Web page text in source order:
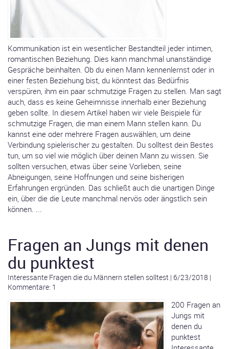
Kommunikation ist ein wesentlicher Bestandteil jeder intimen,
romantischen Beziehung. Dies kann manchmal unanständige
Gespräche beinhalten. Ob du einen Mann kennenlernst oder in
einer festen Beziehung bist, du könntest das Bedürfnis
verspüren, ihm ein paar schmutzige Fragen zu stellen. Man sagt
auch, dass es keine Geheimnisse innerhalb einer Beziehung
geben sollte. In diesem Artikel haben wir viele Beispiele für
schmutzige Fragen, die man einem Mann stellen kann. Du
kannst eine oder mehrere Fragen auswählen, um deine
Verbindung spielerischer zu gestalten. Du solltest dein Bestes
tun, um so viel wie möglich über deinen Mann zu wissen. Sie
sollten versuchen, etwas über seine Vorlieben, seine
Abneigungen, seine Hoffnungen und seine bisherigen
Erfahrungen ergründen. Das schließt auch die unartigen Dinge
ein, über die die Leute manchmal nervös oder ängstlich sein
können. ...
Fragen an Jungs mit denen
du punktest
Interessante Fragen die du Männern stellen solltest | 6/23/2018 |
Kommentare: 1
200 Fragen an
Jungs mit
denen du
punktest